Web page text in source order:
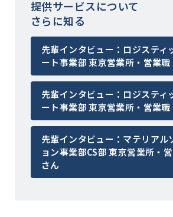
提供サービスについて
さらに知る
先輩インタビュー：ロジスティ
ート事業部 東京営業所・営業
先輩インタビュー：ロジスティ
ート事業部 東京営業所・営業
先輩インタビュー：マテリアル
ョン事業部CS部 東京営業所・
さん